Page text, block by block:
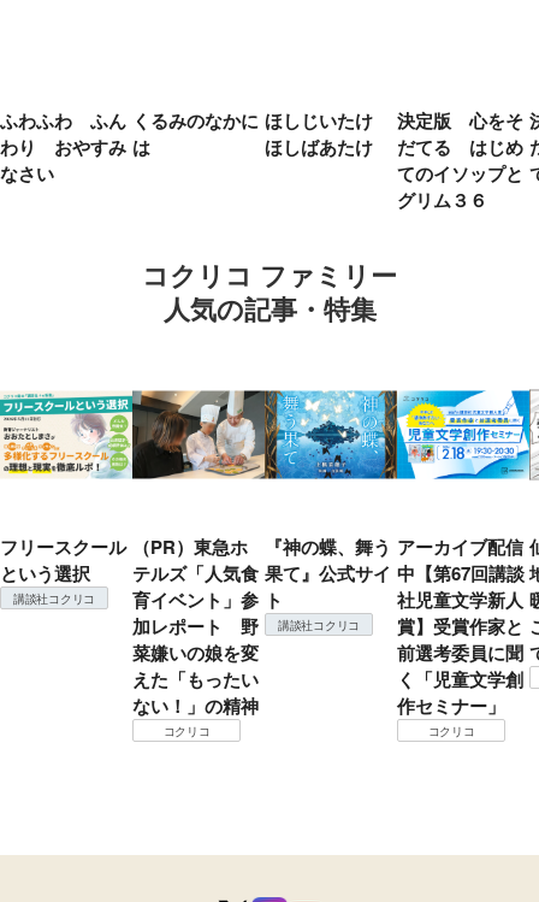
ふわふわ ふん
わり おやすみ
なさい
くるみのなかに
は
ほしじいたけ
ほしばあたけ
決定版 心をそ
だてる はじめ
てのイソップと
グリム３６
コクリコ ファミリー
人気の記事・特集
フリースクール
という選択
講談社コクリコ
（PR）東急ホ
テルズ「人気食
育イベント」参
加レポート 野
菜嫌いの娘を変
えた「もったい
ない！」の精神
コクリコ
『神の蝶、舞う
果て』公式サイ
ト
講談社コクリコ
アーカイブ配信
中【第67回講談
社児童文学新人
賞】受賞作家と
前選考委員に聞
く「児童文学創
作セミナー」
コクリコ